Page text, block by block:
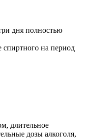
дня полностью
спиртного на период
длительное
дозы алкоголя,